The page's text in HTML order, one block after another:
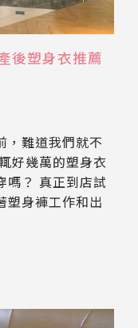
後塑身衣推薦
，難道我們就不
好幾萬的塑身衣
嗎？ 真正到店試
塑身褲工作和出